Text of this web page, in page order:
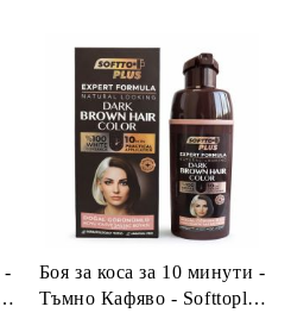
-
-
Боя за коса за 10 минути -
Тъмно Кафяво - Softtoplus